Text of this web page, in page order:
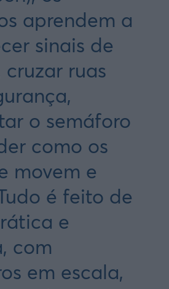
aprendem a
sinais de
ruas
o semáforo
como os
movem e
é feito de
e
com
em escala,